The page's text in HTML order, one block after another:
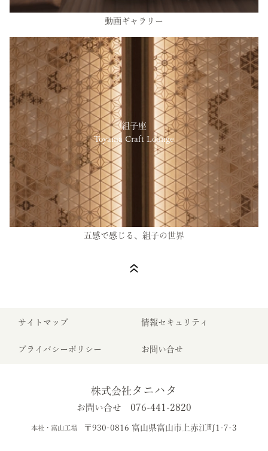
動画ギャラリー
組子座
Toyama Craft Lounge
五感で感じる、組子の世界
サイトマップ 情報セキュリティ
プライバシーポリシー お問い合せ
株式会社 タニハタ
お問い合せ 076-441-2820
本社・富山工場 〒930-0816 富山県富山市上赤江町1-7-3